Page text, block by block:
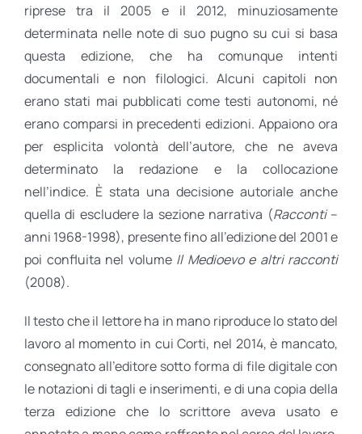
riprese tra il 2005 e il 2012, minuziosamente
determinata nelle note di suo pugno su cui si basa
questa edizione, che ha comunque intenti
documentali e non filologici. Alcuni capitoli non
erano stati mai pubblicati come testi autonomi, né
erano comparsi in precedenti edizioni. Appaiono ora
per esplicita volontà dell’autore, che ne aveva
determinato la redazione e la collocazione
nell’indice. È stata una decisione autoriale anche
quella di escludere la sezione narrativa (Racconti–
anni 1968-1998), presente fino all’edizione del 2001 e
poi confluita nel volume Il Medioevo e altri racconti
(2008).
Il testo che il lettore ha in mano riproduce lo stato del
lavoro al momento in cui Corti, nel 2014, è mancato,
consegnato all’editore sotto forma di file digitale con
le notazioni di tagli e inserimenti, e di una copia della
terza edizione che lo scrittore aveva usato e